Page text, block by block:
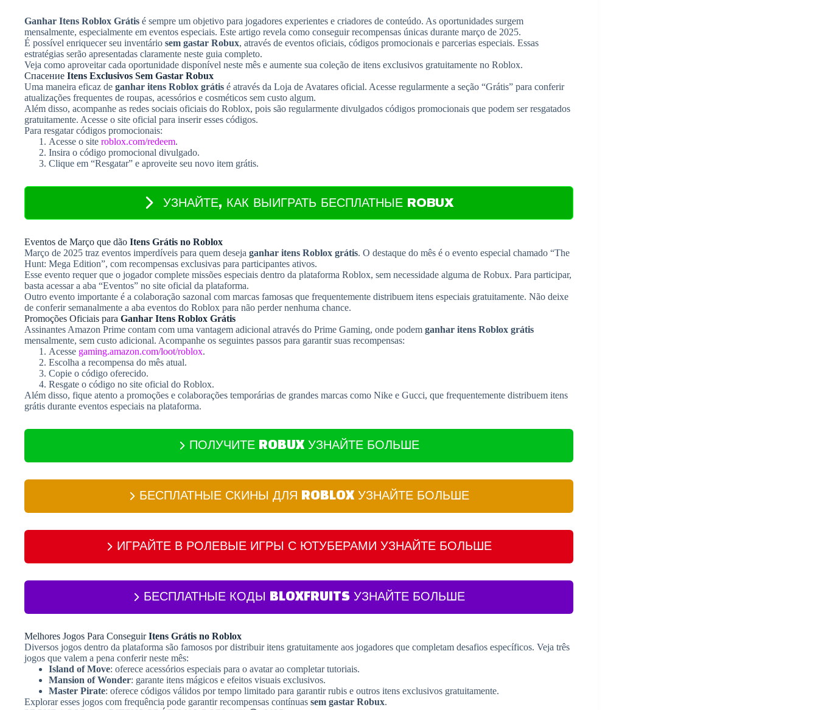
Ganhar Itens Roblox Grátis é sempre um objetivo para jogadores experientes e criadores de conteúdo. As oportunidades surgem
mensalmente, especialmente em eventos especiais. Este artigo revela como conseguir recompensas únicas durante março de 2025.
É possível enriquecer seu inventário sem gastar Robux, através de eventos oficiais, códigos promocionais e parcerias especiais. Essas
estratégias serão apresentadas claramente neste guia completo.
Veja como aproveitar cada oportunidade disponível neste mês e aumente sua coleção de itens exclusivos gratuitamente no Roblox.
Спасение Itens Exclusivos Sem Gastar Robux
Uma maneira eficaz de ganhar itens Roblox grátis é através da Loja de Avatares oficial. Acesse regularmente a seção “Grátis” para conferir
atualizações frequentes de roupas, acessórios e cosméticos sem custo algum.
Além disso, acompanhe as redes sociais oficiais do Roblox, pois são regularmente divulgados códigos promocionais que podem ser resgatados
gratuitamente. Acesse o site oficial para inserir esses códigos.
Para resgatar códigos promocionais:
Acesse o site roblox.com/redeem.
Insira o código promocional divulgado.
Clique em “Resgatar” e aproveite seu novo item grátis.
УЗНАЙТЕ, КАК ВЫИГРАТЬ БЕСПЛАТНЫЕ ROBUX
Eventos de Março que dão Itens Grátis no Roblox
Março de 2025 traz eventos imperdíveis para quem deseja ganhar itens Roblox grátis. O destaque do mês é o evento especial chamado “The
Hunt: Mega Edition”, com recompensas exclusivas para participantes ativos.
Esse evento requer que o jogador complete missões especiais dentro da plataforma Roblox, sem necessidade alguma de Robux. Para participar,
basta acessar a aba “Eventos” no site oficial da plataforma.
Outro evento importante é a colaboração sazonal com marcas famosas que frequentemente distribuem itens especiais gratuitamente. Não deixe
de conferir semanalmente a aba eventos do Roblox para não perder nenhuma chance.
Promoções Oficiais para Ganhar Itens Roblox Grátis
Assinantes Amazon Prime contam com uma vantagem adicional através do Prime Gaming, onde podem ganhar itens Roblox grátis
mensalmente, sem custo adicional. Acompanhe os seguintes passos para garantir suas recompensas:
Acesse gaming.amazon.com/loot/roblox.
Escolha a recompensa do mês atual.
Copie o código oferecido.
Resgate o código no site oficial do Roblox.
Além disso, fique atento a promoções e colaborações temporárias de grandes marcas como Nike e Gucci, que frequentemente distribuem itens
grátis durante eventos especiais na plataforma.
ПОЛУЧИТЕ ROBUX УЗНАЙТЕ БОЛЬШЕ
БЕСПЛАТНЫЕ СКИНЫ ДЛЯ ROBLOX УЗНАЙТЕ БОЛЬШЕ
ИГРАЙТЕ В РОЛЕВЫЕ ИГРЫ С ЮТУБЕРАМИ УЗНАЙТЕ БОЛЬШЕ
БЕСПЛАТНЫЕ КОДЫ BLOXFRUITS УЗНАЙТЕ БОЛЬШЕ
Melhores Jogos Para ConseguirItens Grátis no Roblox
Diversos jogos dentro da plataforma são famosos por distribuir itens gratuitamente aos jogadores que completam desafios específicos. Veja três
jogos que valem a pena conferir neste mês:
Island of Move: oferece acessórios especiais para o avatar ao completar tutoriais.
Mansion of Wonder: garante itens mágicos e efeitos visuais exclusivos.
Master Pirate: oferece códigos válidos por tempo limitado para garantir rubis e outros itens exclusivos gratuitamente.
Explorar esses jogos com frequência pode garantir recompensas contínuas sem gastar Robux.